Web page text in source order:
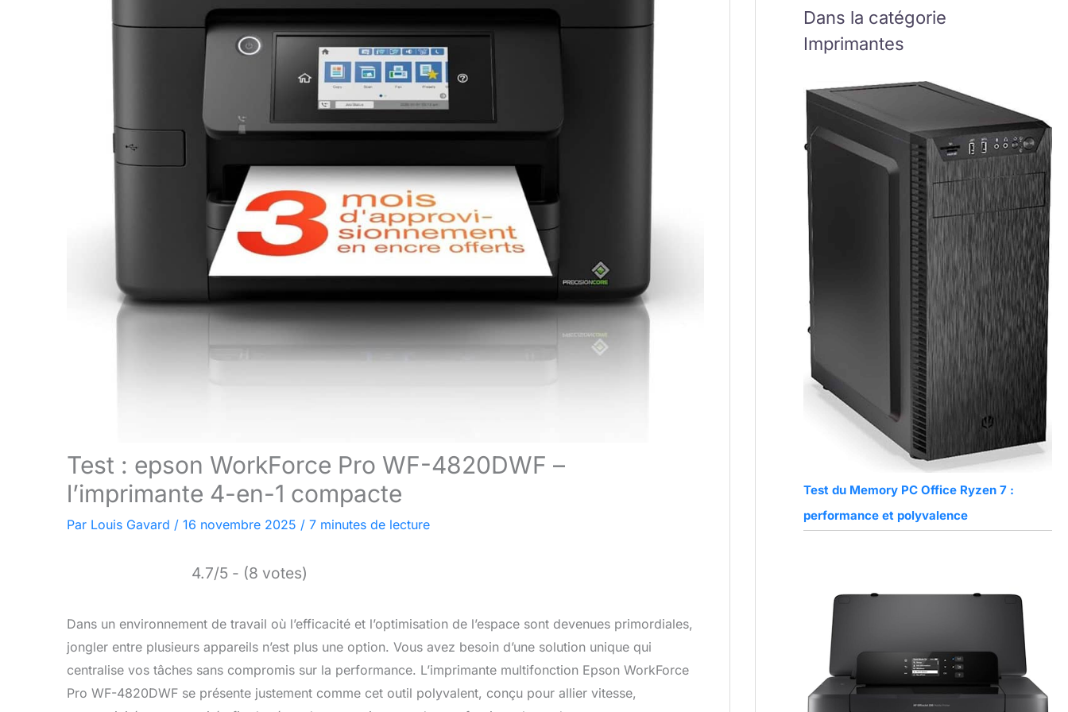
Test : epson WorkForce Pro WF-4820DWF –
l’imprimante 4-en-1 compacte
Par Louis Gavard / 16 novembre 2025 / 7 minutes de lecture
4.7/5 - (8 votes)
Dans un environnement de travail où l’efficacité et l’optimisation de l’espace sont devenues primordiales,
jongler entre plusieurs appareils n’est plus une option. Vous avez besoin d’une solution unique qui
centralise vos tâches sans compromis sur la performance. L’imprimante multifonction Epson WorkForce
Pro WF-4820DWF se présente justement comme cet outil polyvalent, conçu pour allier vitesse,
Dans la catégorie
Imprimantes
Test du Memory PC Office Ryzen 7 :
performance et polyvalence